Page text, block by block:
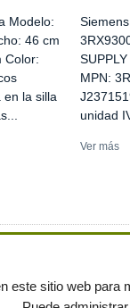
Modelo:
46 cm
Color:
en la silla
MPN:
unidad
Ver más
este sitio web para